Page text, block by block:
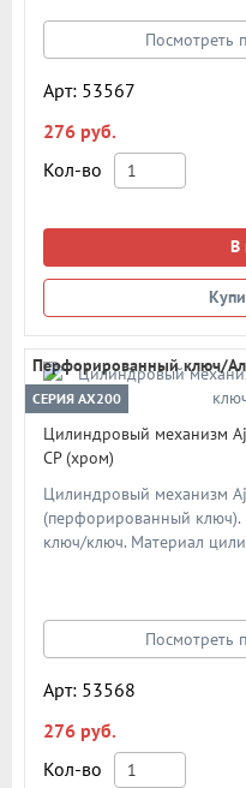
024 комбинаций.Посмотреть
Арт: 53567
276 руб.
Кол-во
В
Перфорированный ключ/
СЕРИЯ AX200
Цилиндровый механизм
CP (хром)
Цилиндровый механизм
(перфорированный
ключ/ключ. Материал
Посмотреть
Арт: 53568
276 руб.
Кол-во